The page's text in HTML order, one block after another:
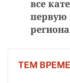
все
первую
ТЕМ